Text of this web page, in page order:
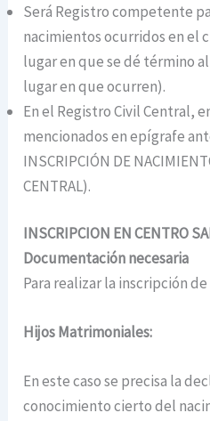
Será Registro competente
nacimientos ocurridos en el
lugar en que se dé término
lugar en que ocurren).
En el Registro Civil Central,
mencionados en epígrafe
INSCRIPCIÓN DE
CENTRAL).
INSCRIPCION EN CENTRO
Documentación necesaria
Para realizar la inscripción
Hijos Matrimoniales:
En este caso se precisa la
conocimiento cierto del